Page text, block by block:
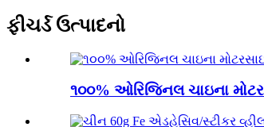
ફીચર્ડ ઉત્પાદનો
૧૦૦% ઓરિજિનલ ચાઇના